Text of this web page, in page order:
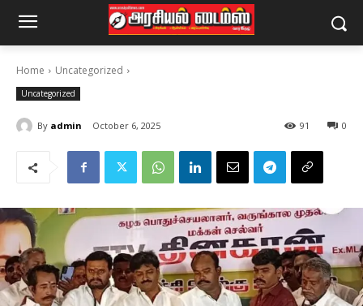
Home Uncategorized
Uncategorized
By admin October 6, 2025 0
91